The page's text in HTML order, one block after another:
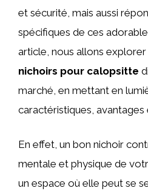
et sécurité, mais aussi
spécifiques de ces
article, nous allons
nichoirs pour calopsitte
marché, en mettant en
caractéristiques, avantages
En effet, un bon nichoir
mentale et physique de
un espace où elle peut se